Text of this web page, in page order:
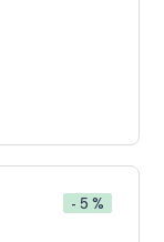
- 5 %